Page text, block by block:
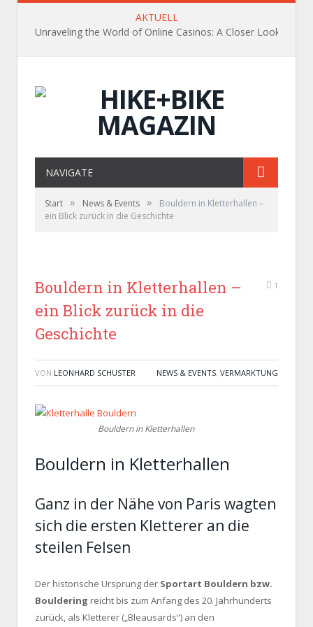
AKTUELL
Unraveling the World of Online Casinos: A Closer Look
NAVIGATE
Start » News & Events »
Bouldern in Kletterhallen –
ein Blick zurück in die Geschichte
Bouldern in Kletterhallen –
ein Blick zurück in die
Geschichte
1
VON LEONHARD SCHUSTER NEWS & EVENTS, VERMARKTUNG
Bouldern in Kletterhallen
Bouldern in Kletterhallen
Ganz in der Nähe von Paris wagten
sich die ersten Kletterer an die
steilen Felsen
Der historische Ursprung der Sportart Bouldern bzw.
Bouldering reicht bis zum Anfang des 20. Jahrhunderts
zurück, als Kletterer („Bleausards“) an den